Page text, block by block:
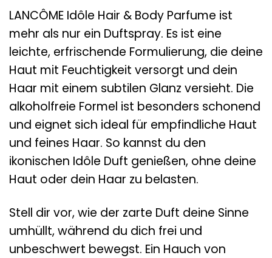
LANCÔME Idôle Hair & Body Parfume ist
mehr als nur ein Duftspray. Es ist eine
leichte, erfrischende Formulierung, die deine
Haut mit Feuchtigkeit versorgt und dein
Haar mit einem subtilen Glanz versieht. Die
alkoholfreie Formel ist besonders schonend
und eignet sich ideal für empfindliche Haut
und feines Haar. So kannst du den
ikonischen Idôle Duft genießen, ohne deine
Haut oder dein Haar zu belasten.
Stell dir vor, wie der zarte Duft deine Sinne
umhüllt, während du dich frei und
unbeschwert bewegst. Ein Hauch von